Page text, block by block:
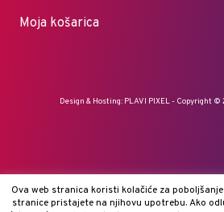
Moja košarica
Design & Hosting: PLAVI PIXEL- Copyright ©
Ova web stranica koristi kolačiće za
stranice pristajete na njihovu upotrebu. Ako